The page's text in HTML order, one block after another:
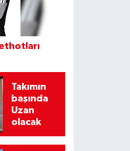
Takımın
başında
Uzan
olacak